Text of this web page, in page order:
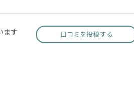
ます 口コミを投稿する